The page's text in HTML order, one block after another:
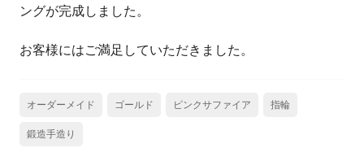
ングが完成しました。
お客様にはご満足していただきました。
オーダーメイド ゴールド ピンクサファイア 指輪
鍛造手造り